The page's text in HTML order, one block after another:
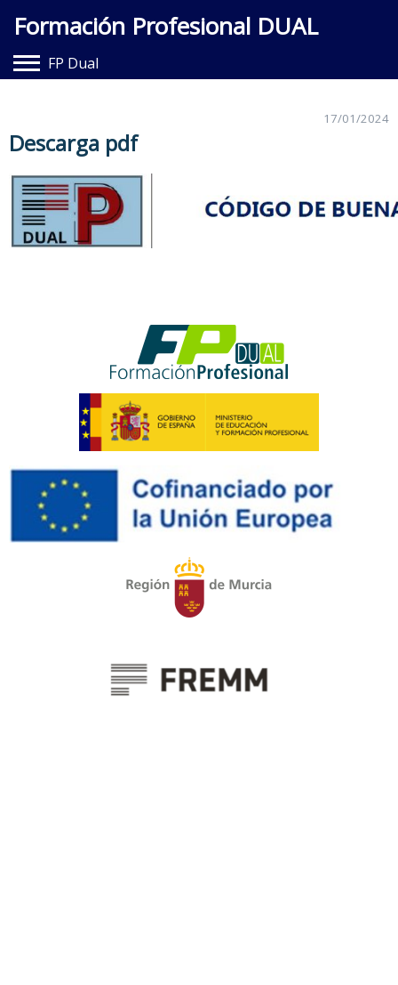
Formación Profesional DUAL
FP Dual
Entidades Adheridas
Documentación
Contacto
17/01/2024
Descarga pdf